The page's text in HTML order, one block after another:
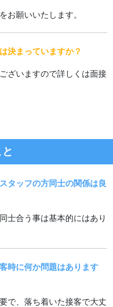
お願いいたします。
決まっていますか？
ざいますので詳しくは面接
タッフの方同士の関係は良
士合う事は基本的にはあり
時に何か問題はあります
で、落ち着いた接客で大丈